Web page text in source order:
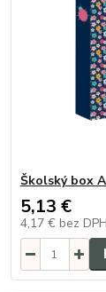
Školský box
5,13 €
4,17 € bez DPH